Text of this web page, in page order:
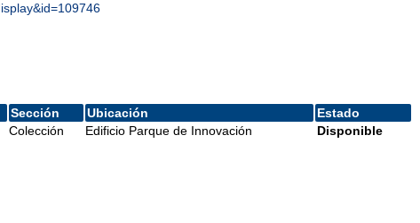
Sección Ubicación
Estado
Colección Edificio Parque de Innovación Disponible